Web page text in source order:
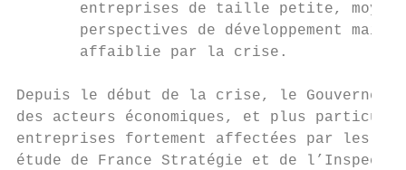
entreprises de taille petite,
perspectives de développement mais
       affaiblie par la crise.
Depuis le début de la crise, le
des acteurs économiques, et plus
entreprises fortement affectées par les
étude de France Stratégie et de